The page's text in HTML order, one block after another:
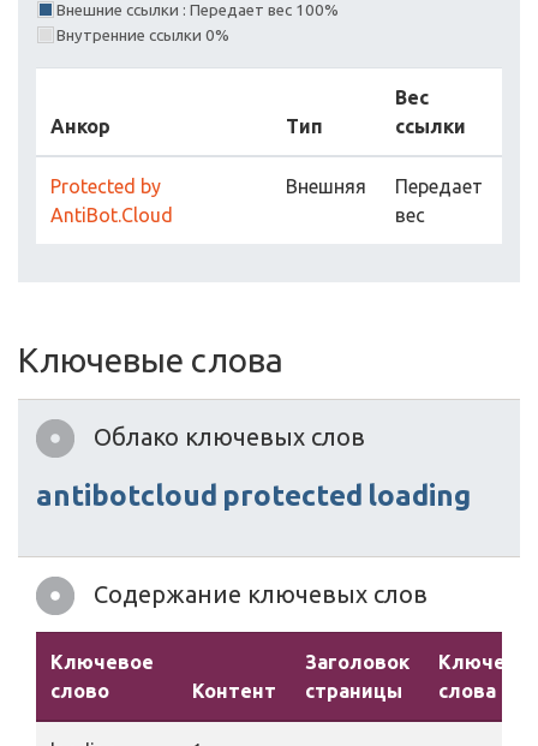
Внешние ссылки : Передает вес 100%
Внутренние ссылки 0%
Анкор Тип
Вес
ссылки
Protected by
AntiBot.Cloud
Внешняя
Передает
вес
Ключевые слова
Облако ключевых слов
antibotcloud protected loading
Содержание ключевых слов
Ключевое
слово
Контент
Заголовок
страницы
слова